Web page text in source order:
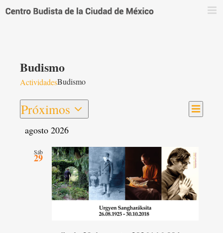
Budismo
ActividadesBudismo
de
Lista
Próximos
Seleccionar
fecha.
agosto 2026
Sáb
29